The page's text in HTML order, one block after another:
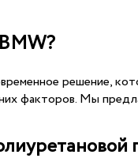
решение,
факторов. Мы